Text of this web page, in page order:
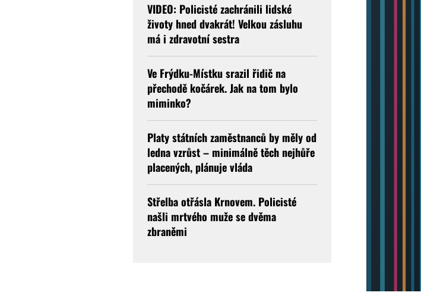
VIDEO: Policisté zachránili lidské
životy hned dvakrát! Velkou zásluhu
má i zdravotní sestra
Ve Frýdku-Místku srazil řidič na
přechodě kočárek. Jak na tom bylo
miminko?
Platy státních zaměstnanců by měly od
ledna vzrůst – minimálně těch nejhůře
placených, plánuje vláda
Střelba otřásla Krnovem. Policisté
našli mrtvého muže se dvěma
zbraněmi